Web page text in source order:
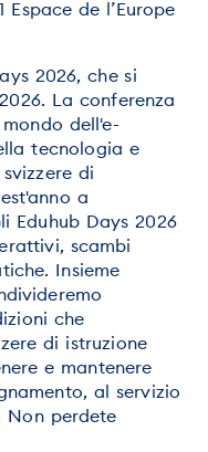
de l’Europe
2026, che si
La conferenza
dell'e-
tecnologia e
di
a
Eduhub Days 2026
scambi
Insieme
che
di istruzione
e mantenere
al servizio
Non perdete